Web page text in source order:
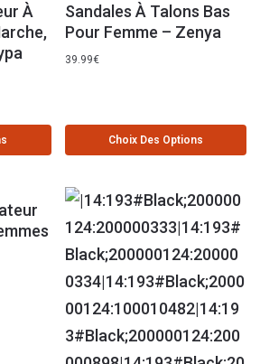
À
Sandales À Talons Bas
Pour Femme – Zenya
39.99€
Choix Des Options